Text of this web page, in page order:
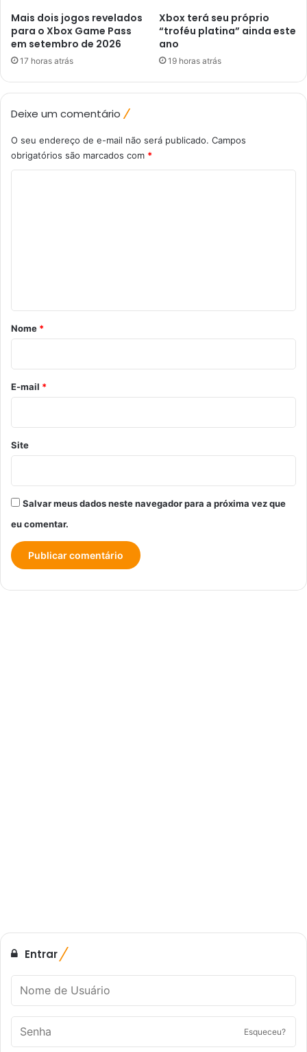
Mais dois jogos revelados
para o Xbox Game Pass
em setembro de 2026
17 horas atrás
Xbox terá seu próprio
“troféu platina” ainda este
ano
19 horas atrás
Deixe um comentário
O seu endereço de e-mail não será publicado. Campos
obrigatórios são marcados com *
r
o
*
Nome *
E-mail *
Site
Salvar meus dados neste navegador para a próxima vez que
eu comentar.
Entrar
Esqueceu?